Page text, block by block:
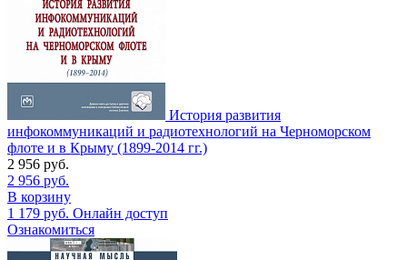
История развития
инфокоммуникаций и радиотехнологий на Черноморском
флоте и в Крыму (1899-2014 гг.)
2 956 руб.
2 956 руб.
В корзину
1 179 руб. Онлайн доступ
Ознакомиться